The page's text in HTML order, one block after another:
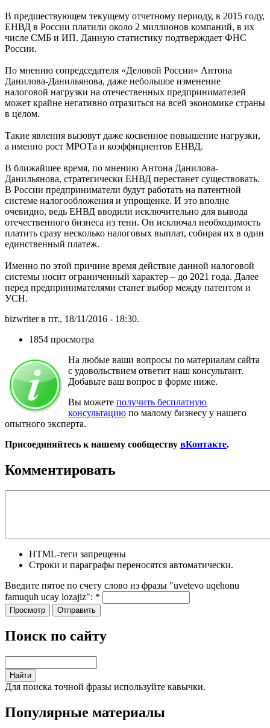
В предшествующем текущему отчетному периоду, в 2015 году,
ЕНВД в России платили около 2 миллионов компаний, в их
числе СМБ и ИП. Данную статистику подтверждает ФНС
России.
По мнению сопредседателя «Деловой России» Антона
Данилова-Данильянова, даже небольшое изменение
налоговой нагрузки на отечественных предпринимателей
может крайне негативно отразиться на всей экономике страны
в целом.
Такие явления вызовут даже косвенное повышение нагрузки,
а именно рост МРОТа и коэффициентов ЕНВД.
В ближайшее время, по мнению Антона Данилова-
Данильянова, стратегически ЕНВД перестанет существовать.
В России предприниматели будут работать на патентной
системе налогообложения и упрощенке. И это вполне
очевидно, ведь ЕНВД вводили исключительно для вывода
отечественного бизнеса из тени. Он исключал необходимость
платить сразу несколько налоговых выплат, собирая их в один
единственный платеж.
Именно по этой причине время действие данной налоговой
системы носит ограниченный характер – до 2021 года. Далее
перед предпринимателями станет выбор между патентом и
УСН.
bizwriter в пт., 18/11/2016 - 18:30.
1854 просмотра
На любые ваши вопросы по материалам сайта
с удовольствием ответит наш консультант.
Добавьте ваш вопрос в форме ниже.
Вы можете получить бесплатную
консультацию по малому бизнесу у нашего
опытного эксперта.
Присоединяйтесь к нашему сообществу вКонтакте.
Комментировать
HTML-теги запрещены
Строки и параграфы переносятся автоматически.
Введите пятое по счету слово из фразы "uvetevo uqehonu
famuquh ucay lozajiz": *
Поиск по сайту
Для поиска точной фразы используйте кавычки.
Популярные материалы